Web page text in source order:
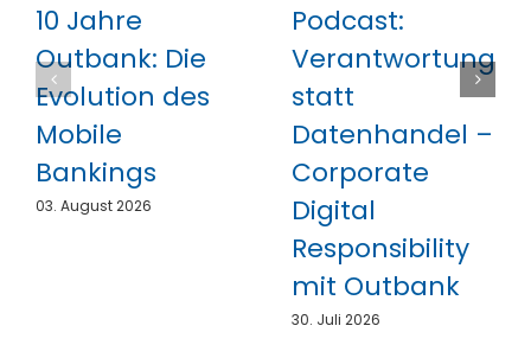
10 Jahre
Outbank: Die
Evolution des
Mobile
Bankings
03. August 2026
Podcast:
Verantwortung
statt
Datenhandel –
Corporate
Digital
Responsibility
mit Outbank
30. Juli 2026